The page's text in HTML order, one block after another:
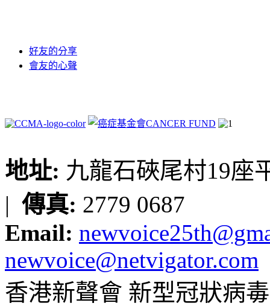
好友的分享
會友的心聲
地址: 九龍石硤尾村19座
| 傳真: 2779 0687
Email:
newvoice@netvigator.com
香港新聲會 新型冠狀病